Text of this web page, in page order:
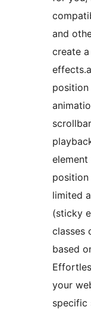
and
create
limited
(sticky
classes
based
your
specific